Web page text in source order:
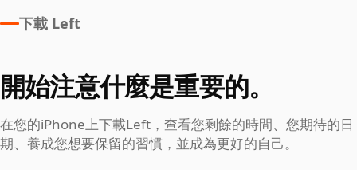
下載 Left
開始注意什麼是重要的。
在您的iPhone上下載Left，查看您剩餘的時間、您期待的日
期、養成您想要保留的習慣，並成為更好的自己。